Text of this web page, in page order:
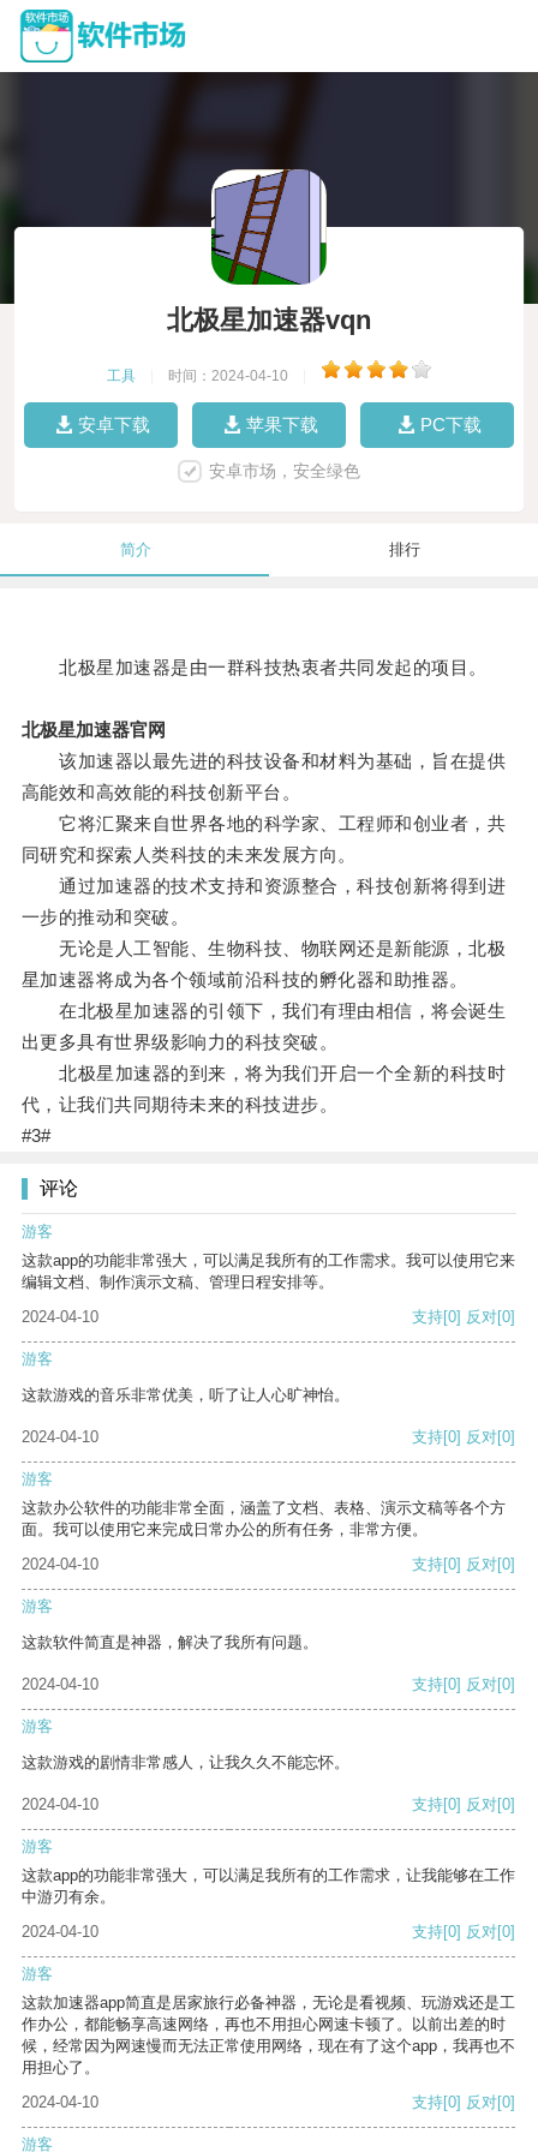
北极星加速器vqn
工具 时间：2024-04-10
安卓下载 苹果下载 PC下载
安卓市场，安全绿色
简介 排行
北极星加速器是由一群科技热衷者共同发起的项目。
北极星加速器官网
该加速器以最先进的科技设备和材料为基础，旨在提供
高能效和高效能的科技创新平台。
它将汇聚来自世界各地的科学家、工程师和创业者，共
同研究和探索人类科技的未来发展方向。
通过加速器的技术支持和资源整合，科技创新将得到进
一步的推动和突破。
无论是人工智能、生物科技、物联网还是新能源，北极
星加速器将成为各个领域前沿科技的孵化器和助推器。
在北极星加速器的引领下，我们有理由相信，将会诞生
出更多具有世界级影响力的科技突破。
北极星加速器的到来，将为我们开启一个全新的科技时
代，让我们共同期待未来的科技进步。
#3#
评论
游客
这款app的功能非常强大，可以满足我所有的工作需求。我可以使用它来
编辑文档、制作演示文稿、管理日程安排等。
2024-04-10
支持[0] 反对[0]
游客
这款游戏的音乐非常优美，听了让人心旷神怡。
2024-04-10 支持[0] 反对[0]
游客
这款办公软件的功能非常全面，涵盖了文档、表格、演示文稿等各个方
面。我可以使用它来完成日常办公的所有任务，非常方便。
2024-04-10
支持[0] 反对[0]
游客
这款软件简直是神器，解决了我所有问题。
2024-04-10 支持[0] 反对[0]
游客
这款游戏的剧情非常感人，让我久久不能忘怀。
2024-04-10 支持[0] 反对[0]
游客
这款app的功能非常强大，可以满足我所有的工作需求，让我能够在工作
中游刃有余。
2024-04-10
支持[0] 反对[0]
游客
这款加速器app简直是居家旅行必备神器，无论是看视频、玩游戏还是工
作办公，都能畅享高速网络，再也不用担心网速卡顿了。以前出差的时
候，经常因为网速慢而无法正常使用网络，现在有了这个app，我再也不
用担心了。
2024-04-10
支持[0] 反对[0]
游客